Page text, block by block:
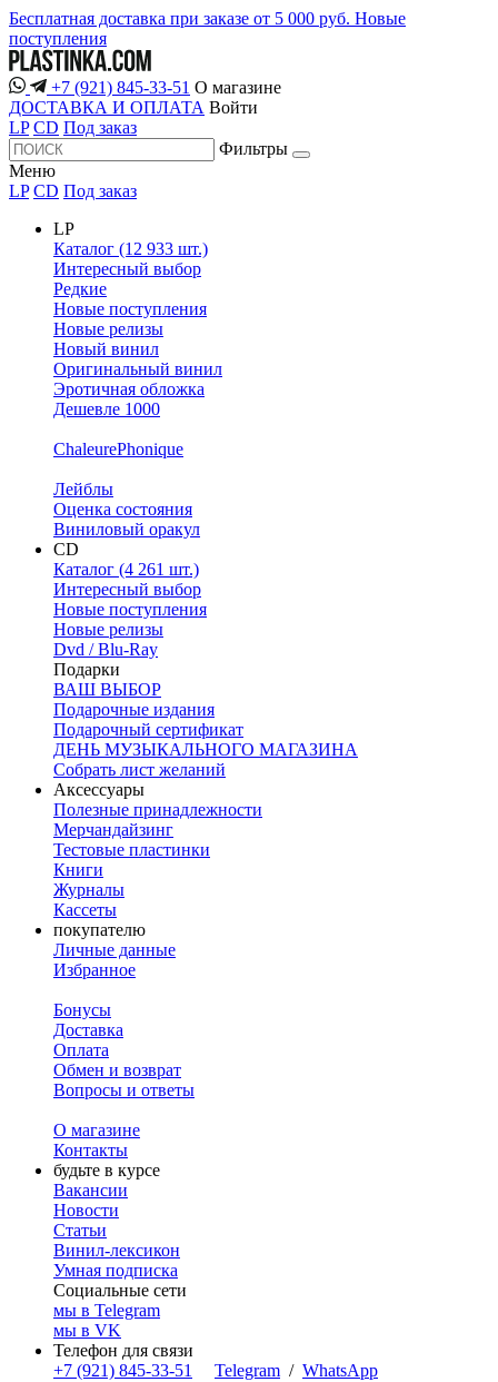
Бесплатная доставка при заказе от 5 000 руб. Новые
поступления
+7 (921) 845-33-51 О магазине
ДОСТАВКА И ОПЛАТА Войти
LP CD Под заказ
Фильтры
Меню
LP CD Под заказ
LP
Каталог (12 933 шт.)
Интересный выбор
Редкие
Новые поступления
Новые релизы
Новый винил
Оригинальный винил
Эротичная обложка
Дешевле 1000
ChaleurePhonique
Лейблы
Оценка состояния
Виниловый оракул
CD
Каталог (4 261 шт.)
Интересный выбор
Новые поступления
Новые релизы
Dvd / Blu-Ray
Подарки
ВАШ ВЫБОР
Подарочные издания
Подарочный сертификат
ДЕНЬ МУЗЫКАЛЬНОГО МАГАЗИНА
Собрать лист желаний
Аксессуары
Полезные принадлежности
Мерчандайзинг
Тестовые пластинки
Книги
Журналы
Кассеты
покупателю
Личные данные
Избранное
Бонусы
Доставка
Оплата
Обмен и возврат
Вопросы и ответы
О магазине
Контакты
будьте в курсе
Вакансии
Новости
Статьи
Винил-лексикон
Умная подписка
Социальные сети
мы в Telegram
мы в VK
Телефон для связи
+7 (921) 845-33-51
Telegram / WhatsApp